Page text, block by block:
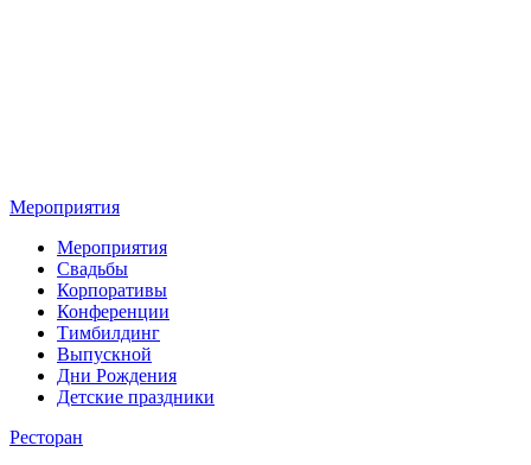
Мероприятия
Мероприятия
Свадьбы
Корпоративы
Конференции
Тимбилдинг
Выпускной
Дни Рождения
Детские праздники
Ресторан